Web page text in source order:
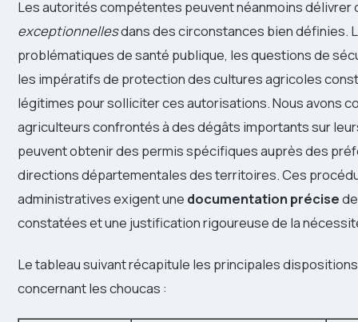
Les autorités compétentes peuvent néanmoins délivrer
exceptionnellesdans des circonstances bien définies.
problématiques de santé publique, les questions de
les impératifs de protection des cultures agricoles
légitimes pour solliciter ces autorisations. Nous avons
agriculteurs confrontés à des dégâts importants sur
peuvent obtenir des permis spécifiques auprès des
directions départementales des territoires. Ces
administratives exigent une documentation précise
constatées et une justification rigoureuse de la
Le tableau suivant récapitule les principales
concernant les choucas :